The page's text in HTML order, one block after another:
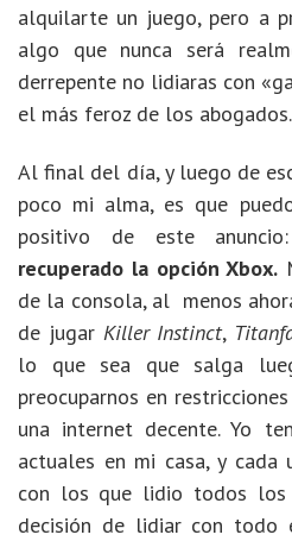
alquilarte un juego, pero a
algo que nunca será
derrepente no lidiaras con
el más feroz de los abogados.
Al final del día, y luego de
poco mi alma, es que
positivo de este
recuperado la opción Xbox.
de la consola, al menos
de jugar Killer Instinct,
lo que sea que salga
preocuparnos en
una internet decente. Yo
actuales en mi casa, y cada
con los que lidio todos los
decisión de lidiar con todo